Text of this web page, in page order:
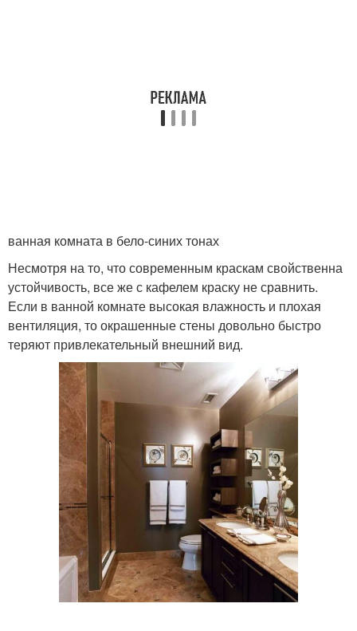
ванная комната в бело-синих тонах
Несмотря на то, что современным краскам свойственна
устойчивость, все же с кафелем краску не сравнить.
Если в ванной комнате высокая влажность и плохая
вентиляция, то окрашенные стены довольно быстро
теряют привлекательный внешний вид.